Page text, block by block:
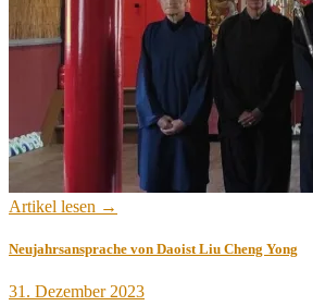
Artikel lesen →
Neujahrsansprache von Daoist Liu Cheng Yong
Veröffentlicht
31. Dezember 2023